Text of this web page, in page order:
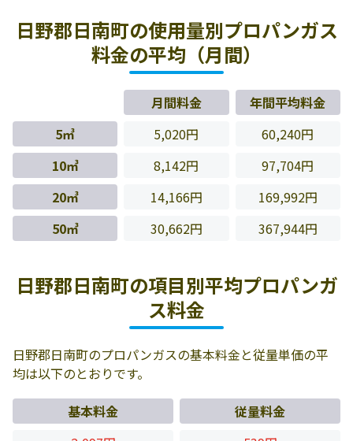
日野郡日南町の使用量別プロパンガス
料金の平均（月間）
月間料金
年間平均料金
5㎥
5,020円
60,240円
10㎥
8,142円
97,704円
20㎥
14,166円
169,992円
50㎥
30,662円 367,944円
日野郡日南町の項目別平均プロパンガ
ス料金
日野郡日南町のプロパンガスの基本料金と従量単価の平
均は以下のとおりです。
基本料金
従量料金